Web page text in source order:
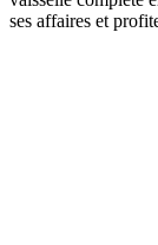
ses affaires et